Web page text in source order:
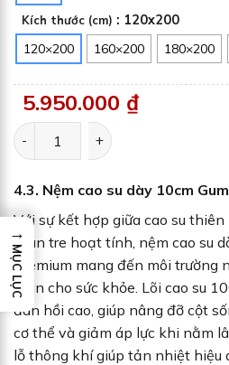
Kích thước (cm) : 120x200
120×200
160×200 180×200
5.950.000 ₫
Nệm cao su đa tầng Gummi Lite
4.3. Nệm cao su dày 10cm
Với sự kết hợp giữa cao su
than tre hoạt tính, nệm cao su
Premium mang đến môi trường
toàn cho sức khỏe. Lõi cao su
đàn hồi cao, giúp nâng đỡ cột
cơ thể và giảm áp lực khi nằm
lỗ thông khí giúp tản nhiệt hiệu
→
MỤC LỤC